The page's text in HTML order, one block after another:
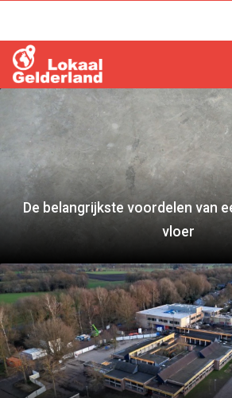
LOCHEM
ZUTPHEN
RADIO
ZOEKEN
De belangrijkste voordelen van
vloer